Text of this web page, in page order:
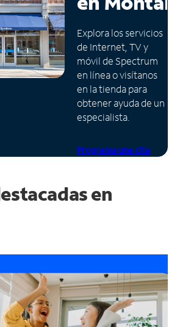
Explora los servicios
de Internet, TV y
móvil de Spectrum
en línea o visítanos
en la tienda para
obtener ayuda de un
especialista.
Programa una cita
en